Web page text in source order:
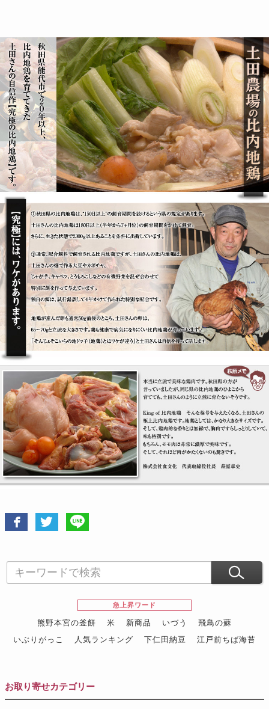
急上昇ワード
熊野本宮の釜餅 米 新商品 いづう
飛鳥の蘇
いぶりがっこ
人気ランキング 下仁田納豆
江戸前ちば海苔
お取り寄せカテゴリー